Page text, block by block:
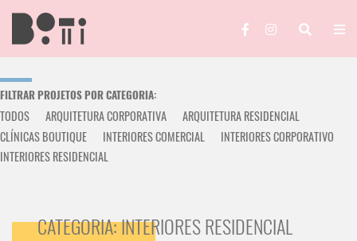
FILTRAR PROJETOS POR CATEGORIA:
TODOS ARQUITETURA CORPORATIVA
ARQUITETURA RESIDENCIAL
CLÍNICAS BOUTIQUE
INTERIORES COMERCIAL
INTERIORES CORPORATIVO
INTERIORES RESIDENCIAL
CATEGORIA: INTERIORES RESIDENCIAL